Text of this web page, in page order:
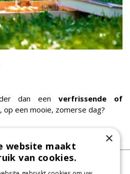
dan eenverfrissende of
, op een mooie, zomerse dag?
×
website maakt
van cookies.